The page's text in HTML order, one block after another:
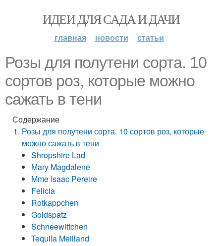
ИДЕИ ДЛЯ САДА И ДАЧИ
главная новости статьи
Розы для полутени сорта. 10
сортов роз, которые можно
сажать в тени
Содержание
Розы для полутени сорта. 10 сортов роз, которые
можно сажать в тени
Shropshire Lad
Mary Magdalene
Mme Isaac Pereire
Felicia
Rotkappchen
Goldspatz
Schneewittchen
Tequila Meilland